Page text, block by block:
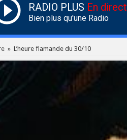
RADIO PLUS En direct
Bien plus qu'une Radio
» L’heure flamande du 30/10